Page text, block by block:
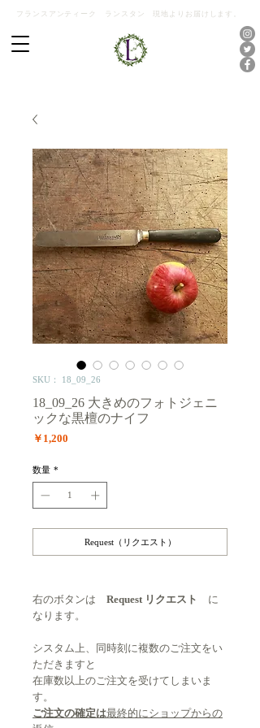
フランスアンティーク ランスタン 現地よりお届けします。
SKU： 18_09_26
18_09_26 大きめのフォトジェニ
ックな黒檀のナイフ
￥1,200
数量 *
Request（リクエスト）
右のボタンは Request リクエスト に
なります。
シスタム上、同時刻に複数のご注文をい
ただきますと
在庫数以上のご注文を受けてしまいま
す。
ご注文の確定は最終的にショップからの